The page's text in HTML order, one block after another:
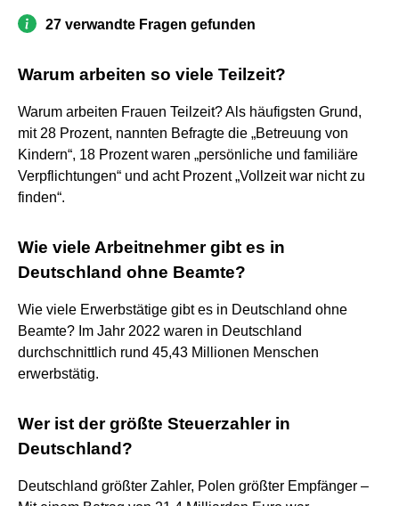
27 verwandte Fragen gefunden
Warum arbeiten so viele Teilzeit?
Warum arbeiten Frauen Teilzeit? Als häufigsten Grund,
mit 28 Prozent, nannten Befragte die „Betreuung von
Kindern“, 18 Prozent waren „persönliche und familiäre
Verpflichtungen“ und acht Prozent „Vollzeit war nicht zu
finden“.
Wie viele Arbeitnehmer gibt es in
Deutschland ohne Beamte?
Wie viele Erwerbstätige gibt es in Deutschland ohne
Beamte? Im Jahr 2022 waren in Deutschland
durchschnittlich rund 45,43 Millionen Menschen
erwerbstätig.
Wer ist der größte Steuerzahler in
Deutschland?
Deutschland größter Zahler, Polen größter Empfänger –